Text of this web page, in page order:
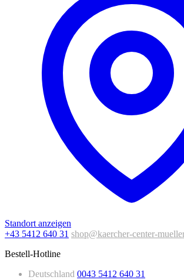
Standort anzeigen
+43 5412 640 31 shop@kaercher-center-
Bestell-Hotline
Deutschland 0043 5412 640 31